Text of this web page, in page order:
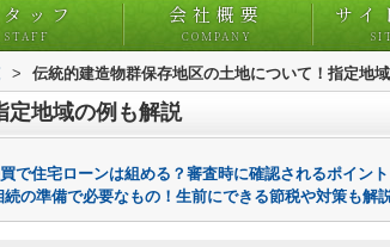
ッフ
STAFF
会社概要
COMPANY
サイ
> 伝統的建造物群保存地区の土地について！指定地
定地域の例も解説
で住宅ローンは組める？審査時に確認されるポイン
続の準備で必要なもの！生前にできる節税や対策も解